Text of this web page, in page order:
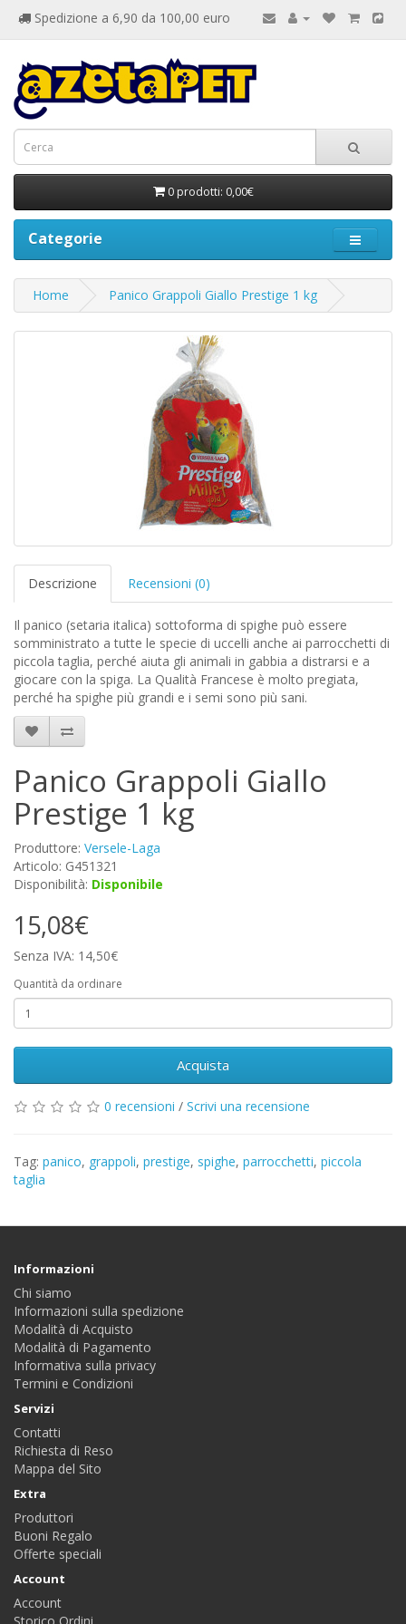
Spedizione a 6,90 da 100,00 euro
0 prodotti: 0,00€
Categorie
Home Panico Grappoli Giallo Prestige 1 kg
Descrizione Recensioni (0)
Il panico (setaria italica) sottoforma di spighe può essere
somministrato a tutte le specie di uccelli anche ai parrocchetti di
piccola taglia, perché aiuta gli animali in gabbia a distrarsi e a
giocare con la spiga. La Qualità Francese è molto pregiata,
perché ha spighe più grandi e i semi sono più sani.
Panico Grappoli Giallo
Prestige 1 kg
Produttore: Versele-Laga
Articolo: G451321
Disponibilità: Disponibile
15,08€
Senza IVA: 14,50€
Quantità da ordinare
Acquista
0 recensioni / Scrivi una recensione
Tag: panico, grappoli, prestige, spighe, parrocchetti, piccola
taglia
Informazioni
Chi siamo
Informazioni sulla spedizione
Modalità di Acquisto
Modalità di Pagamento
Informativa sulla privacy
Termini e Condizioni
Servizi
Contatti
Richiesta di Reso
Mappa del Sito
Extra
Produttori
Buoni Regalo
Offerte speciali
Account
Account